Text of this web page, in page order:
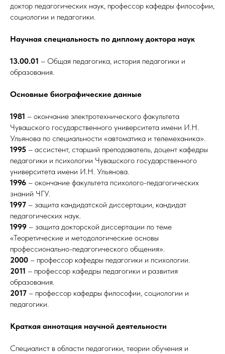
доктор педагогических наук, профессор кафедры философии,
социологии и педагогики.
Научная специальность по диплому доктора наук
13.00.01 – Общая педагогика, история педагогики и
образования.
Основные биографические данные
1981 – окончание электротехнического факультета
Чувашского государственного университета имени И.Н.
Ульянова по специальности «автоматика и телемеханика».
1995 – ассистент, старший преподаватель, доцент кафедры
педагогики и психологии Чувашского государственного
университета имени И.Н. Ульянова.
1996 – окончание факультета психолого-педагогических
знаний ЧГУ.
1997 – защита кандидатской диссертации, кандидат
педагогических наук.
1999 – защита докторской диссертации по теме
«Теоретические и методологические основы
профессионально-педагогического общения».
2000 – профессор кафедры педагогики и психологии.
2011 – профессор кафедры педагогики и развития
образования.
2017 – профессор кафедры философии, социологии и
педагогики.
Краткая аннотация научной деятельности
Специалист в области педагогики, теории обучения и